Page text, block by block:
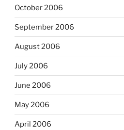
October 2006
September 2006
August 2006
July 2006
June 2006
May 2006
April 2006